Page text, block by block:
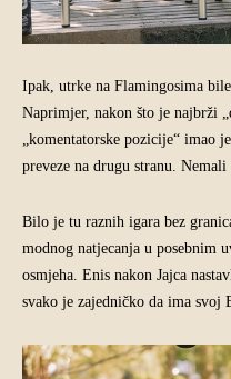
Ipak, utrke na Flamingosima
Naprimjer, nakon što je najbrži
„komentatorske pozicije“ imao
preveze na drugu stranu. Nemali
Bilo je tu raznih igara bez
modnog natjecanja u posebnim
osmjeha. Enis nakon Jajca
svako je zajedničko da ima svoj